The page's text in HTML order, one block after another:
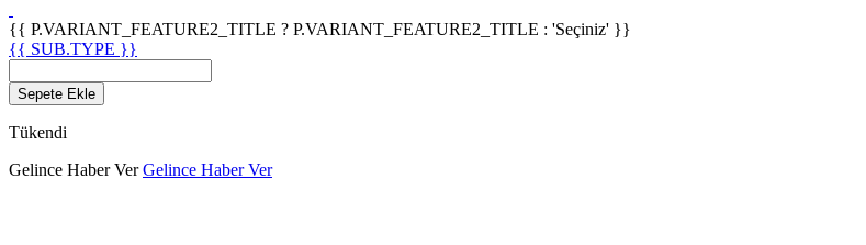
{{ P.VARIANT_FEATURE2_TITLE ? P.VARIANT_FEATURE2_TITLE : 'Seçiniz' }}
{{ SUB.TYPE }}
Sepete Ekle
Tükendi
Gelince Haber Ver Gelince Haber Ver